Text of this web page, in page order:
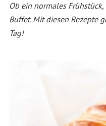
Ob ein normales
Buffet. Mit diesen Rezepte
Tag!